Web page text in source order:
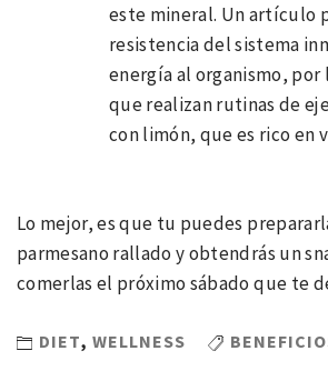
este mineral. Un artículo
resistencia del sistema
energía al organismo,
que realizan rutinas de
con limón, que es rico en
Lo mejor, es que tu puedes
parmesano rallado y obtendrás un
comerlas el próximo sábado que te
DIET, WELLNESS